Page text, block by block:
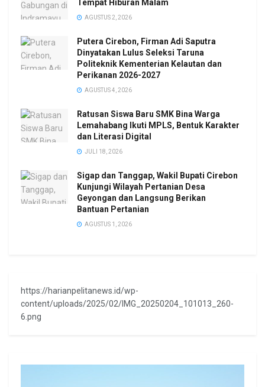
Tempat Hiburan Malam
AGUSTUS 2, 2026
Putera Cirebon, Firman Adi Saputra
Dinyatakan Lulus Seleksi Taruna
Politeknik Kementerian Kelautan dan
Perikanan 2026-2027
AGUSTUS 4, 2026
Ratusan Siswa Baru SMK Bina Warga
Lemahabang Ikuti MPLS, Bentuk Karakter
dan Literasi Digital
JULI 18, 2026
Sigap dan Tanggap, Wakil Bupati Cirebon
Kunjungi Wilayah Pertanian Desa
Geyongan dan Langsung Berikan
Bantuan Pertanian
AGUSTUS 1, 2026
https://harianpelitanews.id/wp-
content/uploads/2025/02/IMG_20250204_101013_260-
6.png